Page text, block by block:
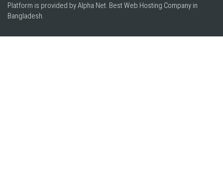
Platform is provided by Alpha Net. BestWeb Hosting Company in
Bangladesh.